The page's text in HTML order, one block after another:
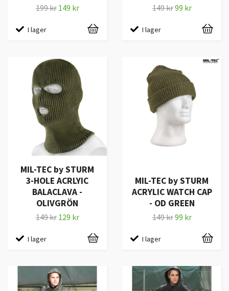
199 kr 149 kr
I lager
149 kr99 kr
I lager
MIL-TEC by STURM
3-HOLE ACRLYIC
BALACLAVA -
OLIVGRÖN
149 kr 129 kr
I lager
MIL-TEC by STURM
ACRYLIC WATCH CAP
- OD GREEN
149 kr99 kr
I lager